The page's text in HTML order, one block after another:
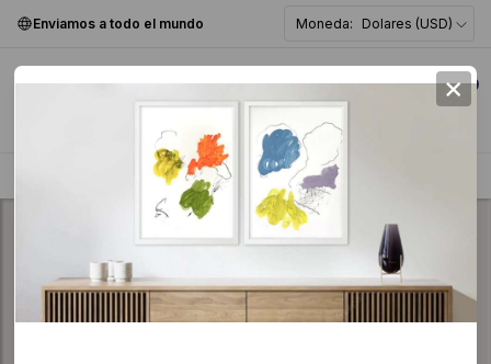
Enviamos a todo el mundo Moneda: Dolares (USD)
0
×